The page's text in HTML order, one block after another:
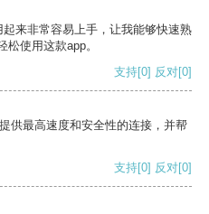
来非常容易上手，让我能够快速熟
使用这款app。
支持[0] 反对[0]
供最高速度和安全性的连接，并帮
支持[0] 反对[0]